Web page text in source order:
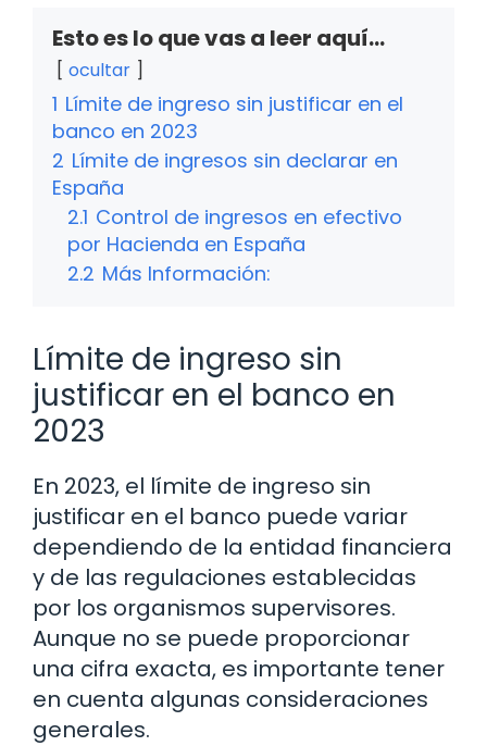
Esto es lo que vas a leer aquí...
ocultar
1 Límite de ingreso sin justificar en el
banco en 2023
2 Límite de ingresos sin declarar en
España
2.1 Control de ingresos en efectivo
por Hacienda en España
2.2 Más Información:
Límite de ingreso sin
justificar en el banco en
2023
En 2023, el límite de ingreso sin
justificar en el banco puede variar
dependiendo de la entidad financiera
y de las regulaciones establecidas
por los organismos supervisores.
Aunque no se puede proporcionar
una cifra exacta, es importante tener
en cuenta algunas consideraciones
generales.